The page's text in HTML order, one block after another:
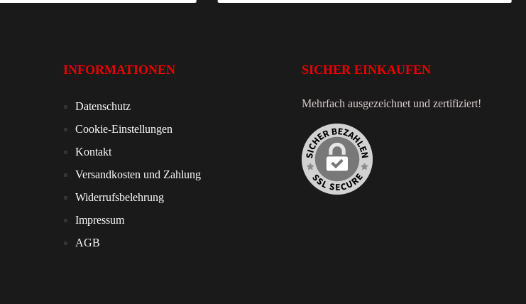
INFORMATIONEN
Datenschutz
Cookie-Einstellungen
Kontakt
Versandkosten und Zahlung
Widerrufsbelehrung
Impressum
AGB
SICHER EINKAUFEN
Mehrfach ausgezeichnet und zertifiziert!